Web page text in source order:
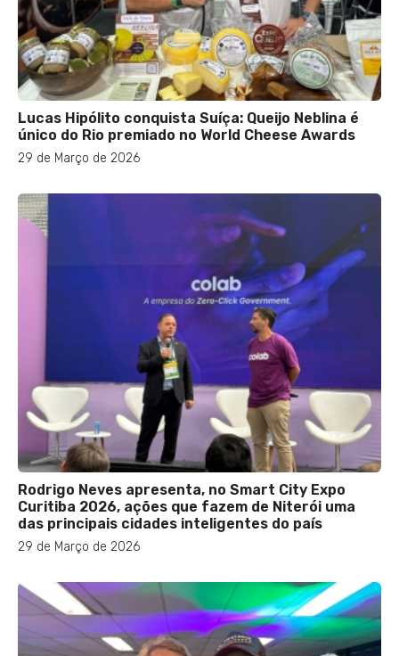
Lucas Hipólito conquista Suíça: Queijo Neblina é
único do Rio premiado no World Cheese Awards
29 de Março de 2026
Rodrigo Neves apresenta, no Smart City Expo
Curitiba 2026, ações que fazem de Niterói uma
das principais cidades inteligentes do país
29 de Março de 2026